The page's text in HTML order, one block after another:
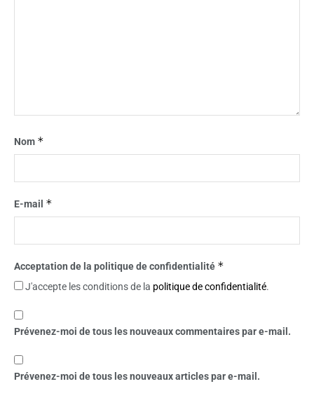
Nom *
E-mail *
Acceptation de la politique de confidentialité *
J'accepte les conditions de la politique de confidentialité.
Prévenez-moi de tous les nouveaux commentaires par e-mail.
Prévenez-moi de tous les nouveaux articles par e-mail.